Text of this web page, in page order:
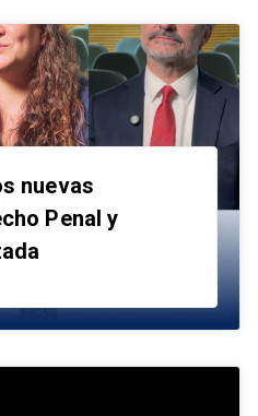
nuevas
Penal y